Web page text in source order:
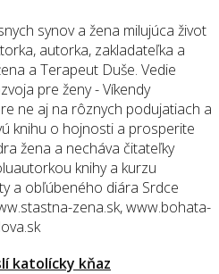
synov a žena milujúca život
autorka, zakladateľka a
a Terapeut Duše. Vedie
pre ženy - Víkendy
ne aj na rôznych podujatiach a
knihu o hojnosti a prosperite
žena a necháva čitateľky
knihy a kurzu
a obľúbeného diára Srdce
zena.sk, www.bohata-
katolícky kňaz